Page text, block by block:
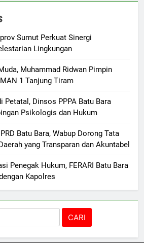
Sumut Perkuat Sinergi
Lingkungan
Muhammad Ridwan Pimpin
1 Tanjung Tiram
Petatal, Dinsos PPPA Batu Bara
Psikologis dan Hukum
Batu Bara, Wabup Dorong Tata
yang Transparan dan Akuntabel
Penegak Hukum, FERARI Batu Bara
Kapolres